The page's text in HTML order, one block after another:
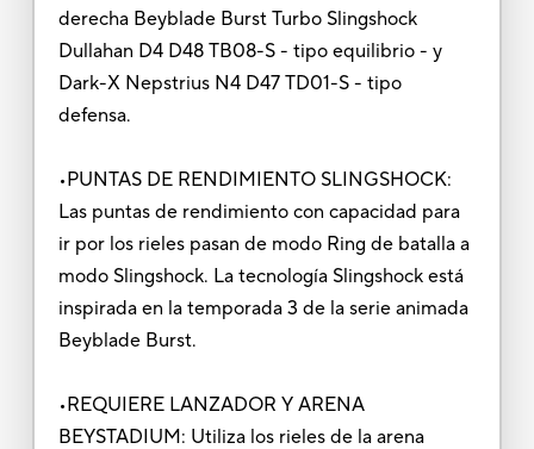
derecha Beyblade Burst Turbo Slingshock
Dullahan D4 D48 TB08-S - tipo equilibrio - y
Dark-X Nepstrius N4 D47 TD01-S - tipo
defensa.
•PUNTAS DE RENDIMIENTO SLINGSHOCK:
Las puntas de rendimiento con capacidad para
ir por los rieles pasan de modo Ring de batalla a
modo Slingshock. La tecnología Slingshock está
inspirada en la temporada 3 de la serie animada
Beyblade Burst.
•REQUIERE LANZADOR Y ARENA
BEYSTADIUM: Utiliza los rieles de la arena